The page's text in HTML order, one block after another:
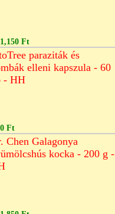
1,150 Ft
paraziták és
elleni kapszula - 60
- HH
0 Ft
Chen Galagonya
kocka - 200 g -